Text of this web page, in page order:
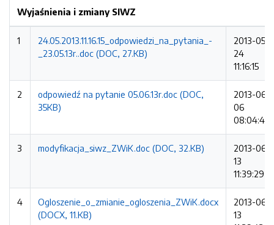
Wyjaśnienia i zmiany SIWZ
1
24.05.2013.11.16.15_odpowiedzi_na_pytania_-
_23.05.13r..doc (DOC, 27.KB)
2013-05-
24
11:16:15
2
odpowiedź na pytanie 05.06.13r.doc (DOC,
35KB)
2013-06-
06
08:04:44
3 modyfikacja_siwz_ZWiK.doc (DOC, 32.KB)
2013-06-
13
11:39:29
4
Ogloszenie_o_zmianie_ogloszenia_ZWiK.docx
(DOCX, 11.KB)
2013-06-
13